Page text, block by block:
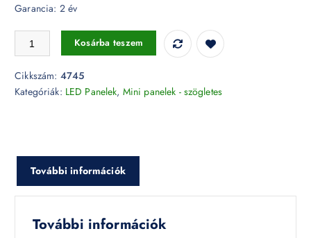
Garancia: 2 év
18W Üveg LED Mini Panel / LED lámpatest - szögletes 6000K - 4745
Kosárba teszem
Cikkszám: 4745
Kategóriák: LED Panelek, Mini panelek - szögletes
További információk
További információk